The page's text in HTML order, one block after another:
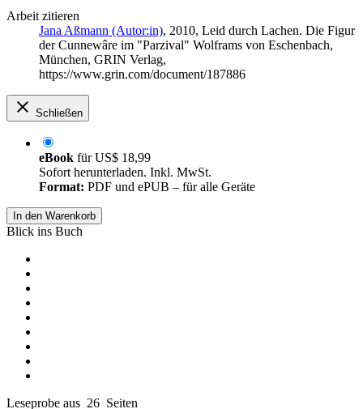
Arbeit zitieren
Jana Aßmann (Autor:in), 2010, Leid durch Lachen. Die Figur
der Cunnewâre im "Parzival" Wolframs von Eschenbach,
München, GRIN Verlag,
https://www.grin.com/document/187886
Schließen
eBook fürUS$ 18,99
Sofort herunterladen. Inkl. MwSt.
Format: PDF und ePUB – für alle Geräte
In den Warenkorb
Blick ins Buch
Leseprobe aus 26 Seiten